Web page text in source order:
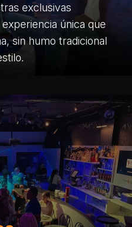
exclusivas
única que
sin humo tradicional